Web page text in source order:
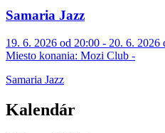
Samaria Jazz
19. 6. 2026 od 20:00 - 20. 6. 2026
Miesto konania: Mozi Club -
Samaria Jazz
Kalendár